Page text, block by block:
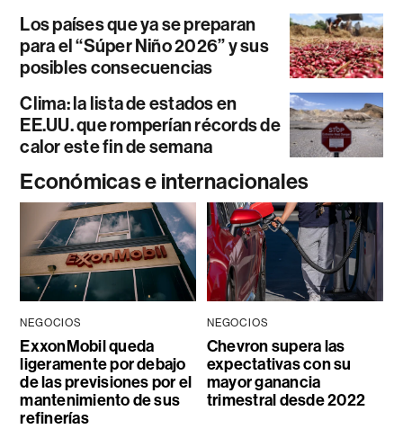
Los países que ya se preparan
para el “Súper Niño 2026” y sus
posibles consecuencias
Clima: la lista de estados en
EE.UU. que romperían récords de
calor este fin de semana
Económicas e internacionales
NEGOCIOS
ExxonMobil queda
ligeramente por debajo
de las previsiones por el
mantenimiento de sus
refinerías
NEGOCIOS
Chevron supera las
expectativas con su
mayor ganancia
trimestral desde 2022